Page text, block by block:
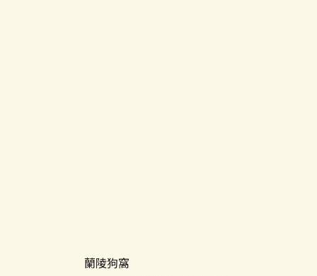
蘭陵狗窩